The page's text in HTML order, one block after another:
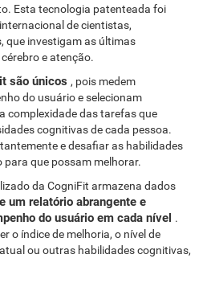
Esta tecnologia patenteada foi
de cientistas,
que investigam as últimas
e atenção.
são únicos, pois medem
do usuário e selecionam
complexidade das tarefas que
cognitivas de cada pessoa.
e desafiar as habilidades
que possam melhorar.
da CogniFit armazena dados
um relatório abrangente e
do usuário em cada nível .
o índice de melhoria, o nível de
ou outras habilidades cognitivas,